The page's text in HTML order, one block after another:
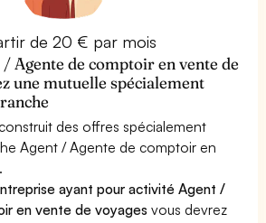
de 20 € par mois
/ Agente de comptoir en vente de
une mutuelle spécialement
des offres spécialement
Agent / Agente de comptoir en
ayant pour activité Agent /
en vente de voyages vous devrez